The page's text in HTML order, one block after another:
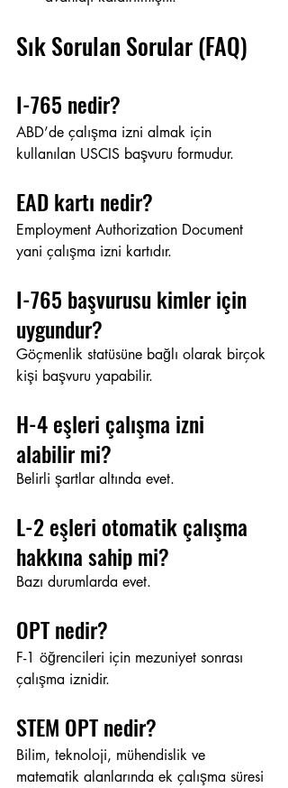
Sık Sorulan Sorular (FAQ)
I-765 nedir?
ABD’de çalışma izni almak için
kullanılan USCIS başvuru formudur.
EAD kartı nedir?
Employment Authorization Document
yani çalışma izni kartıdır.
I-765 başvurusu kimler için
uygundur?
Göçmenlik statüsüne bağlı olarak birçok
kişi başvuru yapabilir.
H-4 eşleri çalışma izni
alabilir mi?
Belirli şartlar altında evet.
L-2 eşleri otomatik çalışma
hakkına sahip mi?
Bazı durumlarda evet.
OPT nedir?
F-1 öğrencileri için mezuniyet sonrası
çalışma iznidir.
STEM OPT nedir?
Bilim, teknoloji, mühendislik ve
matematik alanlarında ek çalışma süresi